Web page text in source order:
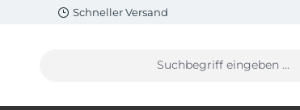
Schneller Versand